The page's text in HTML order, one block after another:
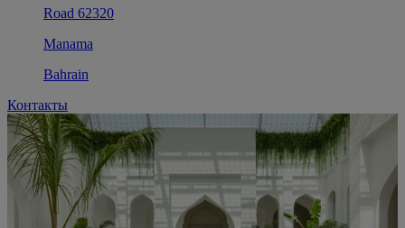
Road 62320
Manama
Bahrain
Контакты